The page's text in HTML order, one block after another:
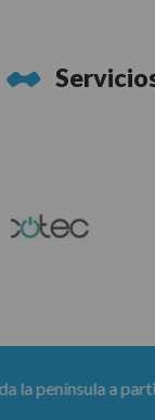
a partir de